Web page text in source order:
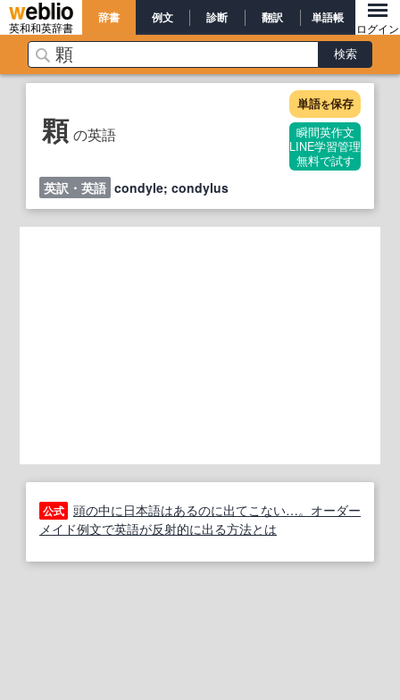
英和和英辞書
辞書 例文 診断 翻訳 単語帳
ログイン
顆 の英語
単語を保存
瞬間英作文
LINE学習管理
無料で試す
英訳・英語 condyle; condylus
公式 頭の中に日本語はあるのに出てこない…。オーダー
メイド例文で英語が反射的に出る方法とは